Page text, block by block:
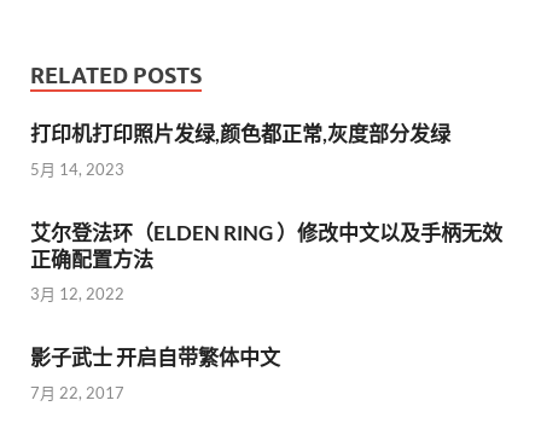
RELATED POSTS
打印机打印照片发绿,颜色都正常,灰度部分发绿
5月 14, 2023
艾尔登法环（ELDEN RING ）修改中文以及手柄无效
正确配置方法
3月 12, 2022
影子武士 开启自带繁体中文
7月 22, 2017